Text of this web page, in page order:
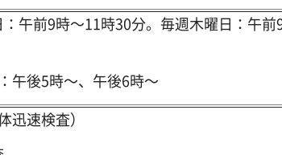
：午前9時～11時30分。毎週木曜日：午
午後5時～、午後6時～
迅速検査）